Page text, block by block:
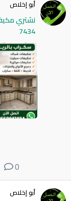
أبو إخلاص
7434
0
أبو إخلاص